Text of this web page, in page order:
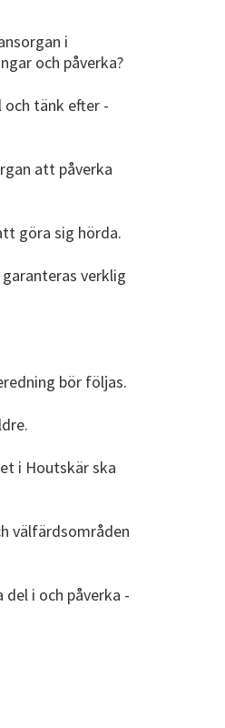
i
och påverka?
och tänk efter -
att påverka
göra sig hörda.
verklig
bör följas.
i Houtskär ska
välfärdsområden
i och påverka -